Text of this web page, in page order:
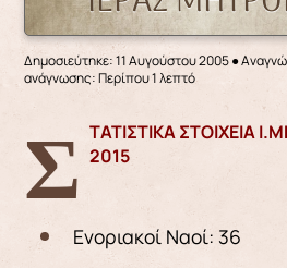
Δημοσιεύτηκε: 11 Αυγούστου 2005●
ανάγνωσης: Περίπου 1 λεπτό
ΣΤΑΤΙΣΤΙΚΑ ΣΤΟΙΧΕΙΑ Ι.ΜΗΤΡΟΠΟΛΕΩΣ ΕΤΟΥΣ 2015
Ενοριακοί Ναοί: 36